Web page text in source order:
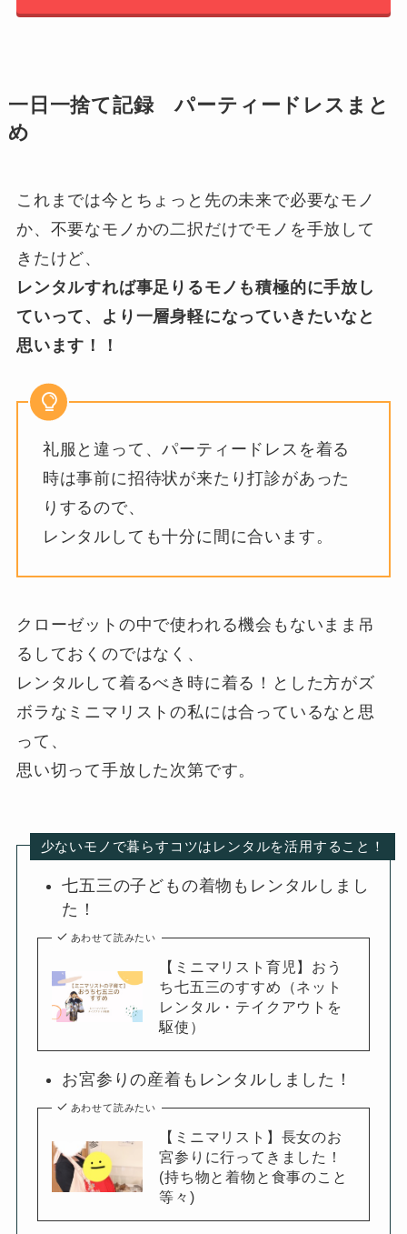
一日一捨て記録 パーティードレスまと
め
これまでは今とちょっと先の未来で必要なモノ
か、不要なモノかの二択だけでモノを手放して
きたけど、
レンタルすれば事足りるモノも積極的に手放し
ていって、より一層身軽になっていきたいなと
思います！！
礼服と違って、パーティードレスを着る
時は事前に招待状が来たり打診があった
りするので、
レンタルしても十分に間に合います。
クローゼットの中で使われる機会もないまま吊
るしておくのではなく、
レンタルして着るべき時に着る！とした方がズ
ボラなミニマリストの私には合っているなと思
って、
思い切って手放した次第です。
少ないモノで暮らすコツはレンタルを活用すること！
七五三の子どもの着物もレンタルしまし
た！
あわせて読みたい
【ミニマリスト育児】おう
ち七五三のすすめ（ネット
レンタル・テイクアウトを
駆使）
お宮参りの産着もレンタルしました！
あわせて読みたい
【ミニマリスト】長女のお
宮参りに行ってきました！
(持ち物と着物と食事のこと
等々)